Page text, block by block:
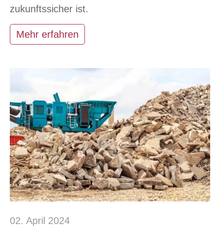
zukunftssicher ist.
Mehr erfahren
02. April 2024